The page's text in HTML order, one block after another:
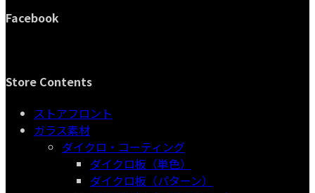
Facebook
Store Contents
ストアフロント
ガラス素材
ダイクロ・コーティング
ダイクロ板（単色）
ダイクロ板（パターン）